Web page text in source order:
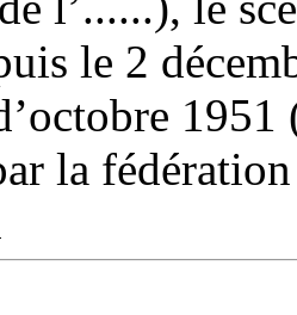
le 2
1951
la